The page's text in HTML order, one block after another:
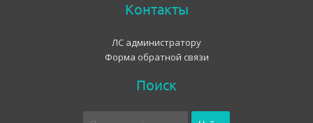
Контакты
ЛС администратору
Форма обратной связи
Поиск